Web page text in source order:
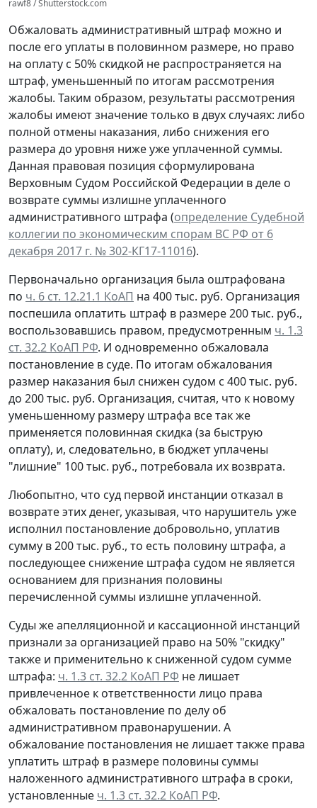
rawf8 / Shutterstock.com
Обжаловать административный штраф можно и
после его уплаты в половинном размере, но право
на оплату с 50% скидкой не распространяется на
штраф, уменьшенный по итогам рассмотрения
жалобы. Таким образом, результаты рассмотрения
жалобы имеют значение только в двух случаях: либо
полной отмены наказания, либо снижения его
размера до уровня ниже уже уплаченной суммы.
Данная правовая позиция сформулирована
Верховным Судом Российской Федерации в деле о
возврате суммы излишне уплаченного
административного штрафа (определение Судебной
коллегии по экономическим спорам ВC РФ от 6
декабря 2017 г. № 302-КГ17-11016).
Первоначально организация была оштрафована
по ч. 6 ст. 12.21.1 КоАП на 400 тыс. руб. Организация
поспешила оплатить штраф в размере 200 тыс. руб.,
воспользовавшись правом, предусмотренным ч. 1.3
ст. 32.2 КоАП РФ. И одновременно обжаловала
постановление в суде. По итогам обжалования
размер наказания был снижен судом с 400 тыс. руб.
до 200 тыс. руб. Организация, считая, что к новому
уменьшенному размеру штрафа все так же
применяется половинная скидка (за быструю
оплату), и, следовательно, в бюджет уплачены
"лишние" 100 тыс. руб., потребовала их возврата.
Любопытно, что суд первой инстанции отказал в
возврате этих денег, указывая, что нарушитель уже
исполнил постановление добровольно, уплатив
сумму в 200 тыс. руб., то есть половину штрафа, а
последующее снижение штрафа судом не является
основанием для признания половины
перечисленной суммы излишне уплаченной.
Суды же апелляционной и кассационной инстанций
признали за организацией право на 50% "скидку"
также и применительно к сниженной судом сумме
штрафа: ч. 1.3 ст. 32.2 КоАП РФ не лишает
привлеченное к ответственности лицо права
обжаловать постановление по делу об
административном правонарушении. А
обжалование постановления не лишает также права
уплатить штраф в размере половины суммы
наложенного административного штрафа в сроки,
установленные ч. 1.3 ст. 32.2 КоАП РФ.